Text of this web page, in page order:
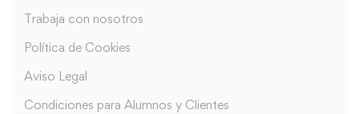
Trabaja con nosotros
Política de Cookies
Aviso Legal
Condiciones para Alumnos y Clientes